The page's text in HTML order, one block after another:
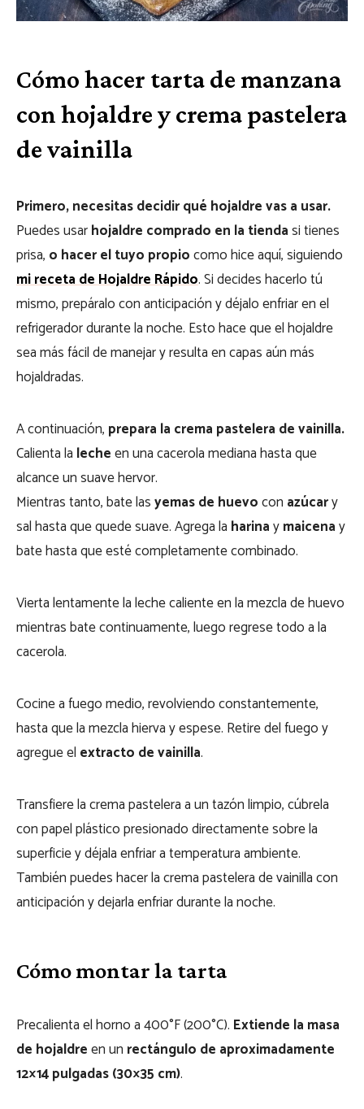
Cómo hacer tarta de manzana
con hojaldre y crema pastelera
de vainilla
Primero, necesitas decidir qué hojaldre vas a usar.
Puedes usarhojaldre comprado en la tiendasi tienes
prisa, o hacer el tuyo propiocomo hice aquí, siguiendo
mi receta de Hojaldre Rápido. Si decides hacerlo tú
mismo, prepáralo con anticipación y déjalo enfriar en el
refrigerador durante la noche. Esto hace que el hojaldre
sea más fácil de manejar y resulta en capas aún más
hojaldradas.
A continuación, prepara la crema pastelera de vainilla.
Calienta la lecheen una cacerola mediana hasta que
alcance un suave hervor.
Mientras tanto, bate lasyemas de huevocon azúcary
sal hasta que quede suave. Agrega la harinaymaicenay
bate hasta que esté completamente combinado.
Vierta lentamente la leche caliente en la mezcla de huevo
mientras bate continuamente, luego regrese todo a la
cacerola.
Cocine a fuego medio, revolviendo constantemente,
hasta que la mezcla hierva y espese. Retire del fuego y
agregue el extracto de vainilla.
Transfiere la crema pastelera a un tazón limpio, cúbrela
con papel plástico presionado directamente sobre la
superficie y déjala enfriar a temperatura ambiente.
También puedes hacer la crema pastelera de vainilla con
anticipación y dejarla enfriar durante la noche.
Cómo montar la tarta
Precalienta el horno a 400°F (200°C). Extiende la masa
de hojaldreen un rectángulo de aproximadamente
12×14 pulgadas (30×35 cm).